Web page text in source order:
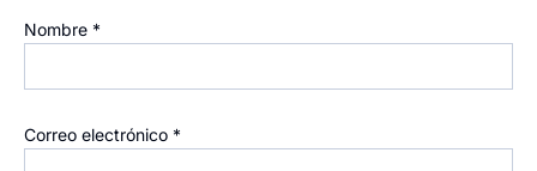
Nombre *
Correo electrónico *